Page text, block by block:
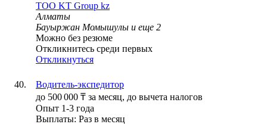
ТОО KT Group kz
Алматы
Бауыржан Момышулы и еще 2
Можно без резюме
Откликнитесь среди первых
Откликнуться
Водитель-экспедитор
до 500 000 ₸ за месяц, до вычета налогов
Опыт 1-3 года
Выплаты: Раз в месяц